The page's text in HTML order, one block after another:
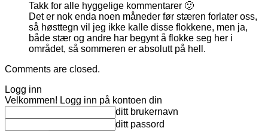
Takk for alle hyggelige kommentarer 🙂
Det er nok enda noen måneder før stæren forlater oss,
så høsttegn vil jeg ikke kalle disse flokkene, men ja,
både stær og andre har begynt å flokke seg her i
området, så sommeren er absolutt på hell.
Comments are closed.
Logg inn
Velkommen! Logg inn på kontoen din
ditt brukernavn
ditt passord